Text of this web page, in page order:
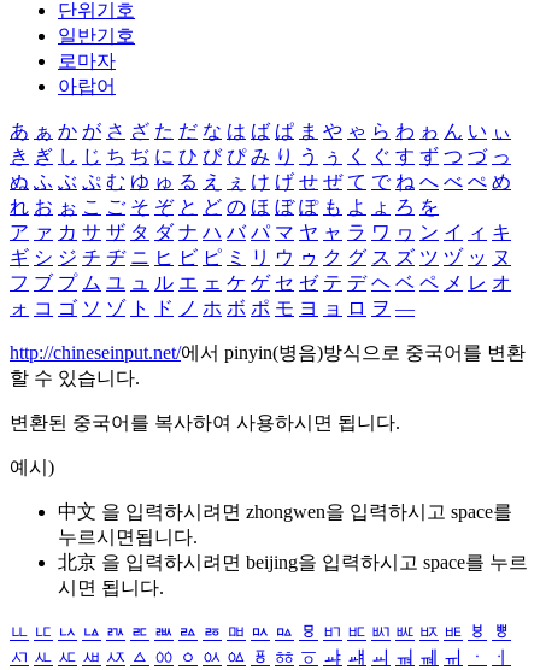
단위기호
일반기호
로마자
아랍어
あ ぁ か が さ ざ た だ な は ば ぱ ま や ゃ ら わ ゎ ん い ぃ
き ぎ し じ ち ぢ に ひ び ぴ み り う ぅ く ぐ す ず つ づ っ
ぬ ふ ぶ ぷ む ゆ ゅ る え ぇ け げ せ ぜ て で ね へ べ ぺ め
れ お ぉ こ ご そ ぞ と ど の ほ ぼ ぽ も よ ょ ろ を
ア ァ カ サ ザ タ ダ ナ ハ バ パ マ ヤ ャ ラ ワ ヮ ン イ ィ キ
ギ シ ジ チ ヂ ニ ヒ ビ ピ ミ リ ウ ゥ ク グ ス ズ ツ ヅ ッ ヌ
フ ブ プ ム ユ ュ ル エ ェ ケ ゲ セ ゼ テ デ ヘ ベ ペ メ レ オ
ォ コ ゴ ソ ゾ ト ド ノ ホ ボ ポ モ ヨ ョ ロ ヲ ―
http://chineseinput.net/에서 pinyin(병음)방식으로 중국어를 변환
할 수 있습니다.
변환된 중국어를 복사하여 사용하시면 됩니다.
예시)
中文 을 입력하시려면 zhongwen을 입력하시고 space를
누르시면됩니다.
北京 을 입력하시려면 beijing을 입력하시고 space를 누르
시면 됩니다.
ㅥ ㅦ ㅧ ㅨ ㅩ ㅪ ㅫ ㅬ ㅭ ㅮ ㅯ ㅰ ㅱ ㅲ ㅳ ㅴ ㅵ ㅶ ㅷ ㅸ
ㅹ
ㅺ ㅻ ㅼ ㅽ ㅾ ㅿ ㆀ ㆁ ㆂ ㆃ ㆄ ㆅ ㆆ ㆇ ㆈ ㆉ ㆊ ㆋ ㆌ ㆍ
ㆎ